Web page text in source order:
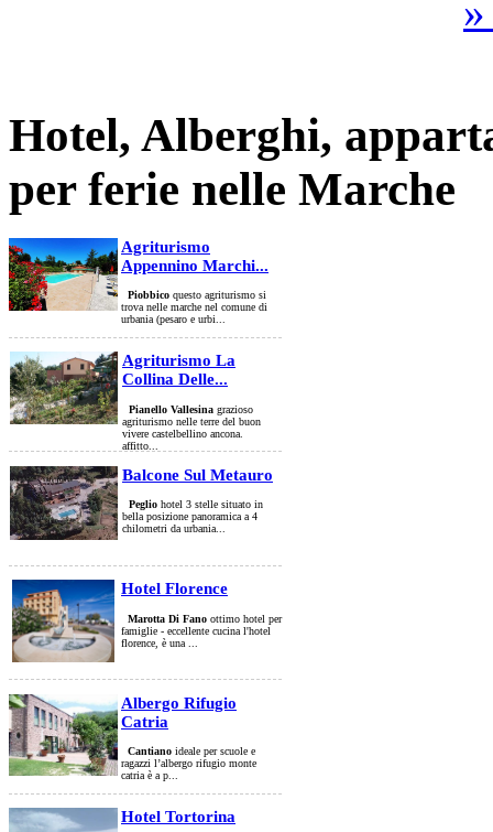
Hotel, Alberghi,
per ferie nelle Marche
Agriturismo
Appennino Marchi...
Piobbico questo agriturismo si
trova nelle marche nel comune di
urbania (pesaro e urbi...
Agriturismo La
Collina Delle...
Pianello Vallesina grazioso
agriturismo nelle terre del buon
vivere castelbellino ancona.
affitto...
Balcone Sul Metauro
Peglio hotel 3 stelle situato in
bella posizione panoramica a 4
chilometri da urbania...
Hotel Florence
Marotta Di Fano ottimo hotel per
famiglie - eccellente cucina l'hotel
florence, è una ...
Albergo Rifugio
Catria
Cantiano ideale per scuole e
ragazzi l’albergo rifugio monte
catria è a p...
Hotel Tortorina